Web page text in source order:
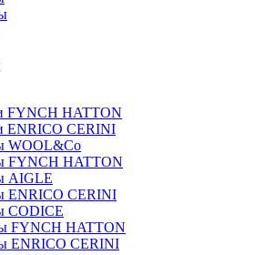
FYNCH HATTON
ENRICO CERINI
WOOL&Co
FYNCH HATTON
AIGLE
ENRICO CERINI
CODICE
FYNCH HATTON
ENRICO CERINI